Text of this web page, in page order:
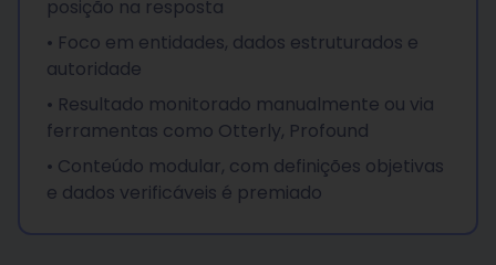
posição na resposta
• Foco em entidades, dados estruturados e
autoridade
• Resultado monitorado manualmente ou via
ferramentas como Otterly, Profound
• Conteúdo modular, com definições objetivas
e dados verificáveis é premiado